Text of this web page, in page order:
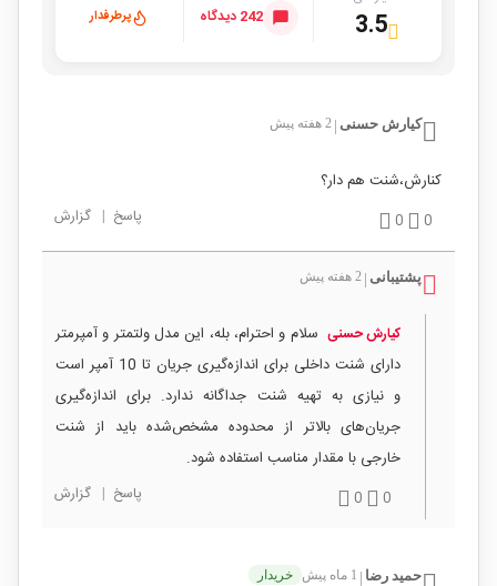
3.5 242 دیدگاه پرطرفدار
کیارش حسنی 2 هفته پیش
کنارش،شنت هم دار؟
0
0 پاسخ | گزارش
پشتیبانی 2 هفته پیش
کیارش حسنی سلام و احترام، بله، این مدل ولتمتر و آمپرمتر
دارای شنت داخلی برای اندازه‌گیری جریان تا 10 آمپر است
و نیازی به تهیه شنت جداگانه ندارد. برای اندازه‌گیری
جریان‌های بالاتر از محدوده مشخص‌شده باید از شنت
خارجی با مقدار مناسب استفاده شود.
0
0 پاسخ | گزارش
حمید رضا 1 ماه پیش خریدار